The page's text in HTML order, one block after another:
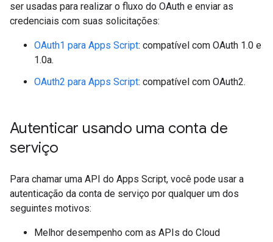
ser usadas para realizar o fluxo do OAuth e enviar as
credenciais com suas solicitações:
OAuth1 para Apps Script: compatível com OAuth 1.0 e
1.0a.
OAuth2 para Apps Script: compatível com OAuth2.
Autenticar usando uma conta de
serviço
Para chamar uma API do Apps Script, você pode usar a
autenticação da conta de serviço por qualquer um dos
seguintes motivos:
Melhor desempenho com as APIs do Cloud